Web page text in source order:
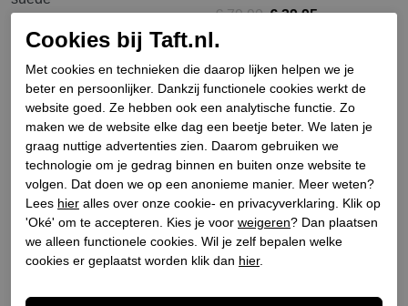
€ 79,90 € 39,95
Cookies bij Taft.nl.
Met cookies en technieken die daarop lijken helpen we je
beter en persoonlijker. Dankzij functionele cookies werkt de
website goed. Ze hebben ook een analytische functie. Zo
maken we de website elke dag een beetje beter. We laten je
graag nuttige advertenties zien. Daarom gebruiken we
technologie om je gedrag binnen en buiten onze website te
volgen. Dat doen we op een anonieme manier. Meer weten?
Lees hier alles over onze cookie- en privacyverklaring. Klik op
'Oké' om te accepteren. Kies je voor weigeren? Dan plaatsen
we alleen functionele cookies. Wil je zelf bepalen welke
cookies er geplaatst worden klik dan hier.